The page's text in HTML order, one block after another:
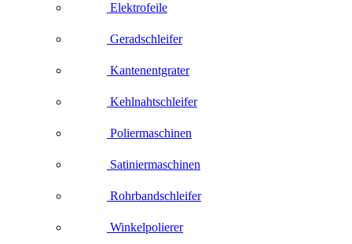
Elektrofeile
Geradschleifer
Kantenentgrater
Kehlnahtschleifer
Poliermaschinen
Satiniermaschinen
Rohrbandschleifer
Winkelpolierer